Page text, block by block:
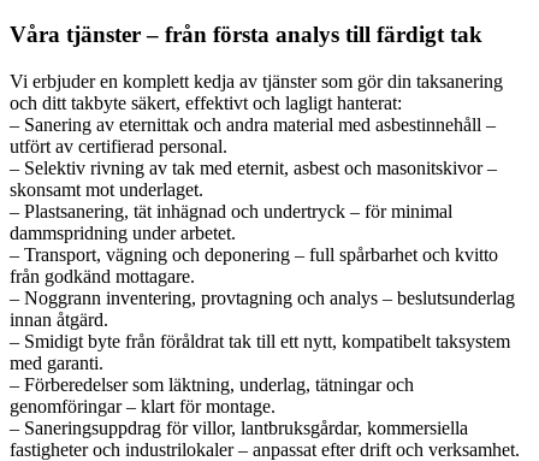
Våra tjänster – från första analys till färdigt tak
Vi erbjuder en komplett kedja av tjänster som gör din taksanering
och ditt takbyte säkert, effektivt och lagligt hanterat:
– Sanering av eternittak och andra material med asbestinnehåll –
utfört av certifierad personal.
– Selektiv rivning av tak med eternit, asbest och masonitskivor –
skonsamt mot underlaget.
– Plastsanering, tät inhägnad och undertryck – för minimal
dammspridning under arbetet.
– Transport, vägning och deponering – full spårbarhet och kvitto
från godkänd mottagare.
– Noggrann inventering, provtagning och analys – beslutsunderlag
innan åtgärd.
– Smidigt byte från föråldrat tak till ett nytt, kompatibelt taksystem
med garanti.
– Förberedelser som läktning, underlag, tätningar och
genomföringar – klart för montage.
– Saneringsuppdrag för villor, lantbruksgårdar, kommersiella
fastigheter och industrilokaler – anpassat efter drift och verksamhet.